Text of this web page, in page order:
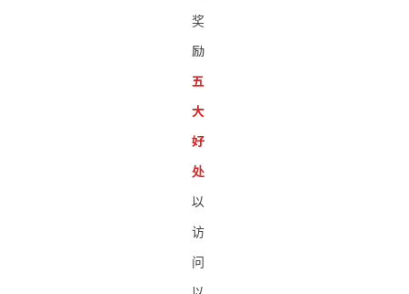
奖
励
五
大
好
处
以
访
问